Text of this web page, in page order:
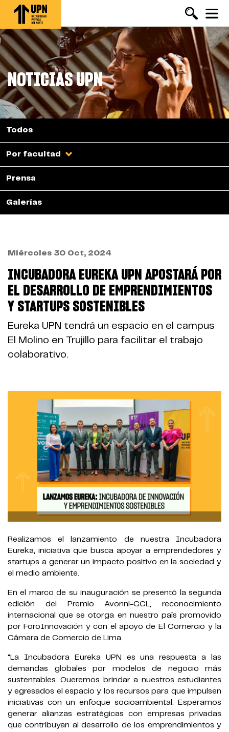
Pasar
contenido
principal
NOTICIAS UPN
Todos
Por facultad
Prensa
Galerías
Miércoles 30 Oct, 2024
INCUBADORA EUREKA UPN APOSTARÁ POR
EL DESARROLLO DE EMPRENDIMIENTOS
Y STARTUPS SOSTENIBLES
Eureka UPN tendrá un espacio en el campus
El Molino en Trujillo para facilitar el trabajo
colaborativo.
Realizamos el lanzamiento de nuestra Incubadora
Eureka, iniciativa que busca apoyar a emprendedores y
startups a generar un impacto positivo en la sociedad y
el medio ambiente.
En el marco de su inauguración se presentó la segunda
edición del Premio Avonni-CCL, reconocimiento
internacional que se otorga en nuestro país promovido
por ForoInnovación y con el apoyo de El Comercio y la
Cámara de Comercio de Lima.
"La Incubadora Eureka UPN es una respuesta a las
demandas globales por modelos de negocio más
sustentables. Queremos brindar a nuestros estudiantes
y egresados el espacio y los recursos para que impulsen
iniciativas con un enfoque socioambiental. Esperamos
generar alianzas estratégicas con empresas privadas
que contribuyan al desarrollo de los emprendimientos y